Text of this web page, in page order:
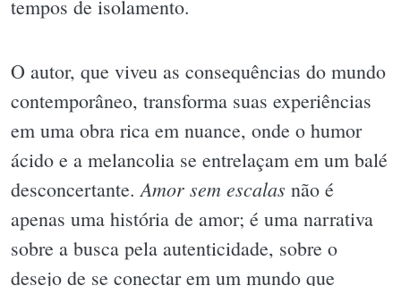
tempos de isolamento.
O autor, que viveu as consequências do mundo
contemporâneo, transforma suas experiências
em uma obra rica em nuance, onde o humor
ácido e a melancolia se entrelaçam em um balé
desconcertante. Amor sem escalas não é
apenas uma história de amor; é uma narrativa
sobre a busca pela autenticidade, sobre o
desejo de se conectar em um mundo que